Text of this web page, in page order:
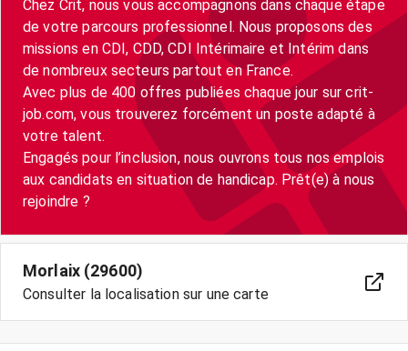
Chez Crit, nous vous accompagnons dans chaque étape
de votre parcours professionnel. Nous proposons des
missions en CDI, CDD, CDI Intérimaire et Intérim dans
de nombreux secteurs partout en France.
Avec plus de 400 offres publiées chaque jour sur crit-
job.com, vous trouverez forcément un poste adapté à
votre talent.
Engagés pour l’inclusion, nous ouvrons tous nos emplois
aux candidats en situation de handicap. Prêt(e) à nous
Morlaix (29600)
Consulter la localisation sur une carte